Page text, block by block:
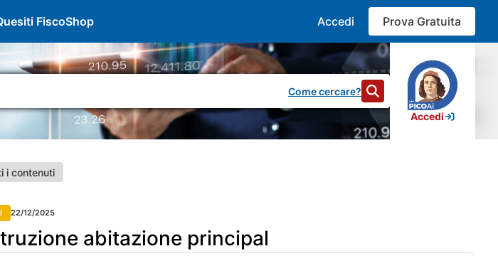
FiscoShop Accedi Prova Gratuita
Come cercare?
Accedi
i contenuti
22/12/2025
abitazione principal
risulta ad oggi pubblicato in Gazzetta e quindi in vigore dal 01/01/2026 Grazie.
pienamente operativa anche dal 1 gennaio 2026.